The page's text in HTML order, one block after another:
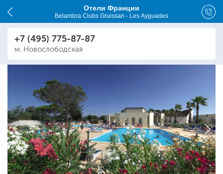
Отели Франции
Belambra Clubs Gruissan - Les Ayguades
+7 (495) 775-87-87
м. Новослободская